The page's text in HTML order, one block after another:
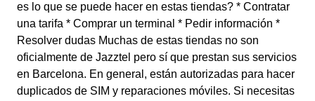
es lo que se puede hacer en estas tiendas? * Contratar
una tarifa * Comprar un terminal * Pedir información *
Resolver dudas Muchas de estas tiendas no son
oficialmente de Jazztel pero sí que prestan sus servicios
en Barcelona. En general, están autorizadas para hacer
duplicados de SIM y reparaciones móviles. Si necesitas